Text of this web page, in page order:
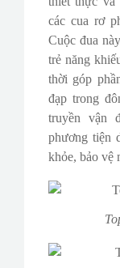
các cua rơ
Cuộc đua
trẻ năng
thời góp
đạp trong
truyền vận
phương tiện
khỏe, bảo vệ